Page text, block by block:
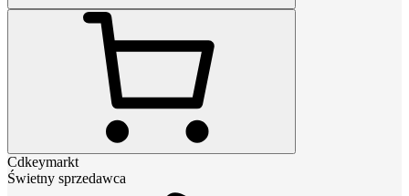
Cdkeymarkt
Świetny sprzedawca